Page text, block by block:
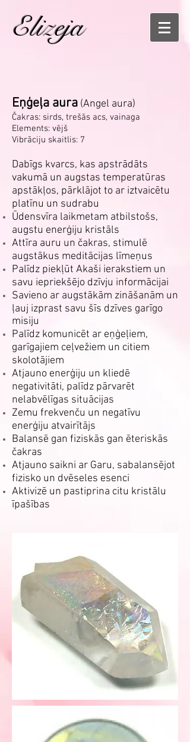
Elizeja
Eņģeļa aura (Angel aura)
Čakras: sirds, trešās acs, vainaga
Elements: vējš
Vibrāciju skaitlis: 7
Dabīgs kvarcs, kas apstrādāts
vakumā un augstas temperatūras
apstākļos, pārklājot to ar iztvaicētu
platīnu un sudrabu
Ūdensvīra laikmetam atbilstošs,
augstu enerģiju kristāls
Attīra auru un čakras, stimulē
augstākus meditācijas līmeņus
Palīdz piekļūt Akaši ierakstiem un
savu iepriekšējo dzīvju informācijai
Savieno ar augstākām zināšanām un
ļauj izprast savu šīs dzīves garīgo
misiju
Palīdz komunicēt ar eņģeļiem,
garīgajiem ceļvežiem un citiem
skolotājiem
Atjauno enerģiju un kliedē
negativitāti, palīdz pārvarēt
nelabvēlīgas situācijas
Zemu frekvenču un negatīvu
enerģiju atvairītājs
Balansē gan fiziskās gan ēteriskās
čakras
Atjauno saikni ar Garu, sabalansējot
fizisko un dvēseles esenci
Aktivizē un pastiprina citu kristālu
īpašības